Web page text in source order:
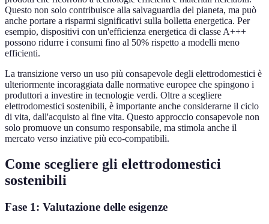
Questo non solo contribuisce alla salvaguardia del pianeta, ma può
anche portare a risparmi significativi sulla bolletta energetica. Per
esempio, dispositivi con un'efficienza energetica di classe A+++
possono ridurre i consumi fino al 50% rispetto a modelli meno
efficienti.
La transizione verso un uso più consapevole degli elettrodomestici è
ulteriormente incoraggiata dalle normative europee che spingono i
produttori a investire in tecnologie verdi. Oltre a scegliere
elettrodomestici sostenibili, è importante anche considerarne il ciclo
di vita, dall'acquisto al fine vita. Questo approccio consapevole non
solo promuove un consumo responsabile, ma stimola anche il
mercato verso inziative più eco-compatibili.
Come scegliere gli elettrodomestici
sostenibili
Fase 1: Valutazione delle esigenze